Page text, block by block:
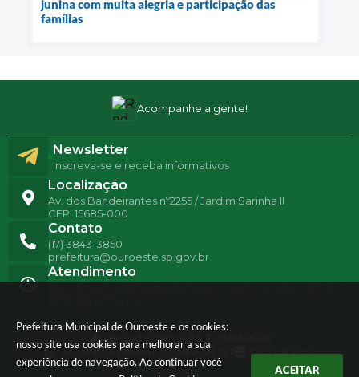
Prefeitura Municipal de Ouroeste e os cookies:
nosso site usa cookies para melhorar a sua
experiência de navegação. Ao continuar você
ACEITAR
junina com muita alegria e participação das
famílias
Acompanhe a gente!
Localização
Av. dos Bandeirantes nº2255 / Jardim Sarinha II
CEP: 15685-000
Contato
(17) 3843-3850
prefeitura@ouroeste.sp.gov.br
Atendimento
Newsletter
Inscreva-se e receba informativos
Versão do Sistema:
Portal atualizado em:07/08/2026 13:11 Dados Abertos